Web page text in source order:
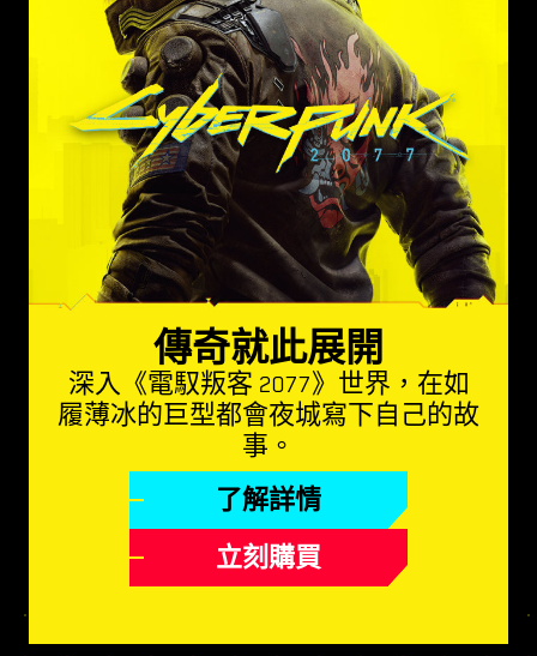
傳奇就此展開
深入《電馭叛客 2077》世界，在如
履薄冰的巨型都會夜城寫下自己的故
事。
了解詳情
立刻購買